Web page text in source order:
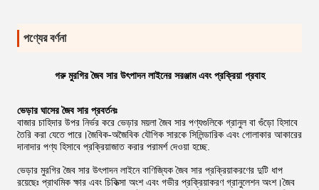
পণ্যের বর্ণনা
গরু মুরগির জৈব সার উৎপাদন লাইনের সরঞ্জাম এবং প্রক্রিয়া প্রবাহ
ভেড়ার ঘাসের জৈব সার প্রবর্তনঃ
বাজার চাহিদার উপর নির্ভর করে ভেড়ার ময়লা জৈব সার পণ্যগুলিকে গ্রানুল বা গুঁড়ো হিসাবে
তৈরি করা যেতে পারে।জৈবিক-অজৈবিক যৌগিক সারকে সিলিন্ডারিক এবং গোলাকার আকারের
দানাদার পণ্য হিসাবে প্রক্রিয়াজাত করার পরামর্শ দেওয়া হচ্ছে.
ভেড়ার মুরগির জৈব সার উৎপাদন লাইনে বাণিজ্যিক জৈব সার প্রক্রিয়াকরণের দুটি ধাপ
রয়েছেঃ প্রাথমিক ক্ষার এবং চিকিত্সা অংশ এবং গভীর প্রক্রিয়াকরণ গ্রানুলেশন অংশ।জৈব